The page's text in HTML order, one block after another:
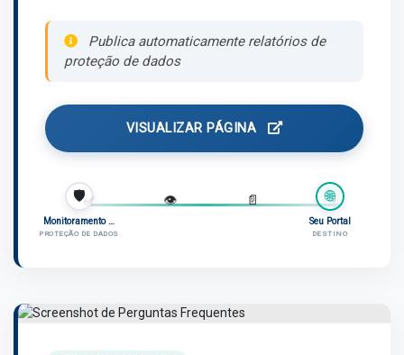
Publica automaticamente relatórios de
proteção de dados
VISUALIZAR PÁGINA
🛡️
Monitoramento LGPD
PROTEÇÃO DE DADOS
🔒
📄 👁️
✅ 🌐
Seu Portal
DESTINO